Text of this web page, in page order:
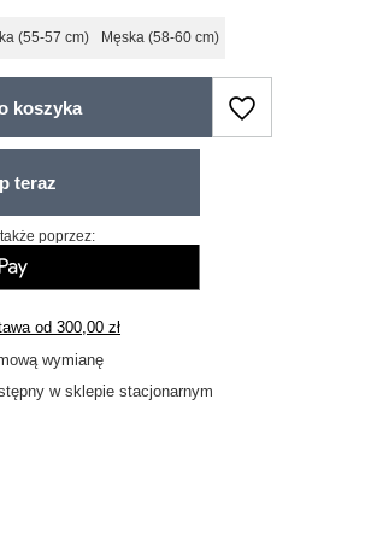
(55-57 cm) Męska (58-60 cm)
koszyka
poprzez:
od300,00 zł
wymianę
w sklepie stacjonarnym